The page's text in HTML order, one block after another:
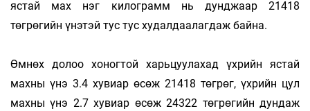
ястай мах нэг килограмм нь дунджаар 21418
төгрөгийн үнэтэй тус тус худалдаалагдаж байна.
Өмнөх долоо хоногтой харьцуулахад үхрийн ястай
махны үнэ 3.4 хувиар өсөж 21418 төгрөг, үхрийн цул
махны үнэ 2.7 хувиар өсөж 24322 төгрөгийн дундаж